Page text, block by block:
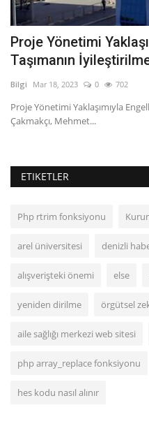
Proje Yönetimi
Taşımanın
Bilgi Mar 18, 2023 0 702
Proje Yönetimi Yaklaşımıyla
Çakmakçı, Mehmet...
ETIKETLER
Php rtrim fonksiyonu
arel üniversitesi denizli
alışverişteki önemi else
yeniden dirilme örgütsel
aile sağlığı merkezi web sitesi
php array_replace fonksiyonu
hes kodu nasıl alınır